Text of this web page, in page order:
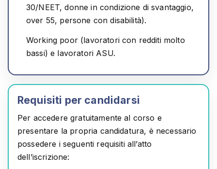
30/NEET, donne in condizione di svantaggio,
over 55, persone con disabilità).
Working poor (lavoratori con redditi molto
bassi) e lavoratori ASU.
Requisiti per candidarsi
Per accedere gratuitamente al corso e
presentare la propria candidatura, è necessario
possedere i seguenti requisiti all’atto
dell’iscrizione: